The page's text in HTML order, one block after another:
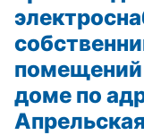
помещений
доме по